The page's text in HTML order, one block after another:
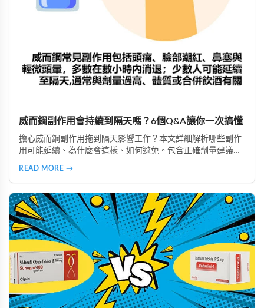
威而鋼副作用會持續到隔天嗎？6個Q&A讓你一次搞懂
擔心威而鋼副作用拖到隔天影響工作？本文詳細解析哪些副作
用可能延續、為什麼會這樣、如何避免。包含正確劑量建議、
READ MORE →